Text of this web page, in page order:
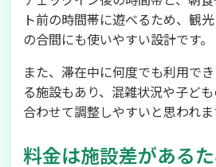
ト前の時間帯に遊べるため、観
の合間にも使いやすい設計です。
また、滞在中に何度でも利用で
る施設もあり、混雑状況や子ど
合わせて調整しやすいと思われま
料金は施設差がある